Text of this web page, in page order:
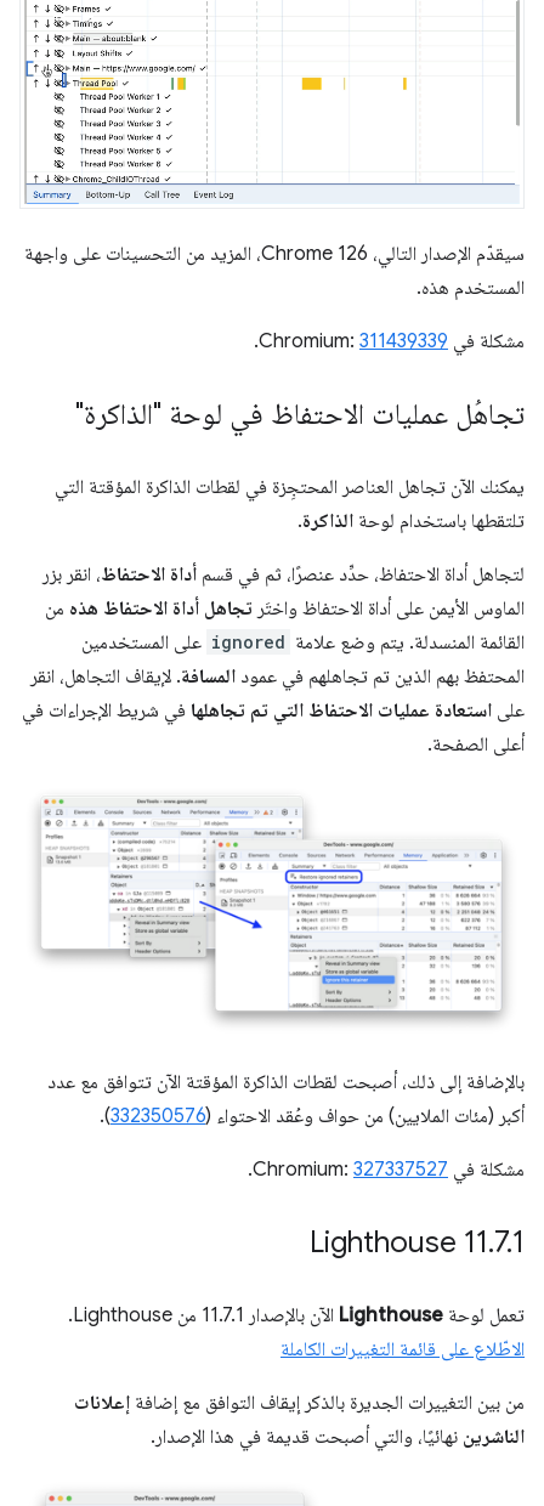
سيقدّم الإصدار التالي، Chrome 126، المزيد من التحسينات على واجهة
المستخدم هذه.
مشكلة في Chromium: 311439339
.
تجاهُل عمليات الاحتفاظ في لوحة "الذاكرة"
يمكنك الآن تجاهل العناصر المحتجِزة في لقطات الذاكرة المؤقتة التي
تلتقطها باستخدام لوحة الذاكرة.
لتجاهل أداة الاحتفاظ، حدِّد عنصرًا، ثم في قسم أداة الاحتفاظ، انقر بزر
الماوس الأيمن على أداة الاحتفاظ واختَر تجاهل أداة الاحتفاظ هذه من
القائمة المنسدلة. يتم وضع علامة ignored على المستخدمين
المحتفظ بهم الذين تم تجاهلهم في عمود المسافة. لإيقاف التجاهل، انقر
على استعادة عمليات الاحتفاظ التي تم تجاهلها في شريط الإجراءات في
أعلى الصفحة.
بالإضافة إلى ذلك، أصبحت لقطات الذاكرة المؤقتة الآن تتوافق مع عدد
أكبر (مئات الملايين) من حواف وعُقد الاحتواء (332350576
).
مشكلة في Chromium: 327337527
.
‫Lighthouse 11.7.1
تعمل لوحة Lighthouse الآن بالإصدار 11.7.1 من Lighthouse.
الاطّلاع على قائمة التغييرات الكاملة
من بين التغييرات الجديرة بالذكر إيقاف التوافق مع إضافة إعلانات
الناشرين نهائيًا، والتي أصبحت قديمة في هذا الإصدار.